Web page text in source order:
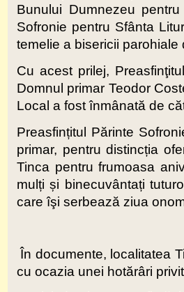
Bunului Dumnezeu
Sofronie pentru Sfânta
temelie a bisericii parohiale
Cu acest prilej,
Domnul primar Teodor
Local a fost înmânată de
Preasfințitul Părinte
primar, pentru distincția
Tinca pentru frumoasa
mulți și binecuvântați
care îşi serbează ziua
În documente, localitatea
cu ocazia unei hotărâri